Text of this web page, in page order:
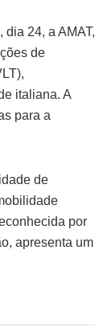
24, a AMAT,
de
italiana. A
para a
de
por
apresenta um